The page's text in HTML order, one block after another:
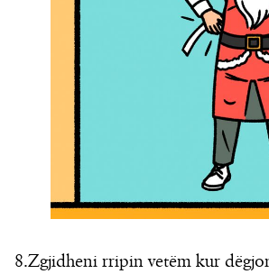
8.Zgjidheni rripin vetëm kur